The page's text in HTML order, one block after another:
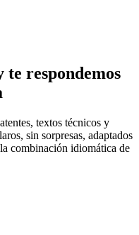
te respondemos
textos técnicos y
sin sorpresas, adaptados
combinación idiomática de